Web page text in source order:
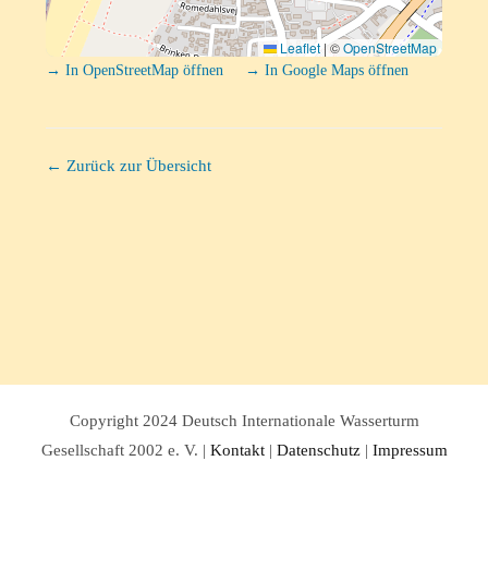
Leaflet| ©OpenStreetMap
→ In OpenStreetMap öffnen → In Google Maps öffnen
← Zurück zur Übersicht
Copyright 2024 Deutsch Internationale Wasserturm
Gesellschaft 2002 e. V. | Kontakt| Datenschutz| Impressum